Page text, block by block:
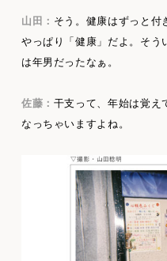
山田： そう。健康はずっと付
やっぱり「健康」だよ。そう
は年男だったなぁ。
佐藤： 干支って、年始は覚え
なっちゃいますよね。